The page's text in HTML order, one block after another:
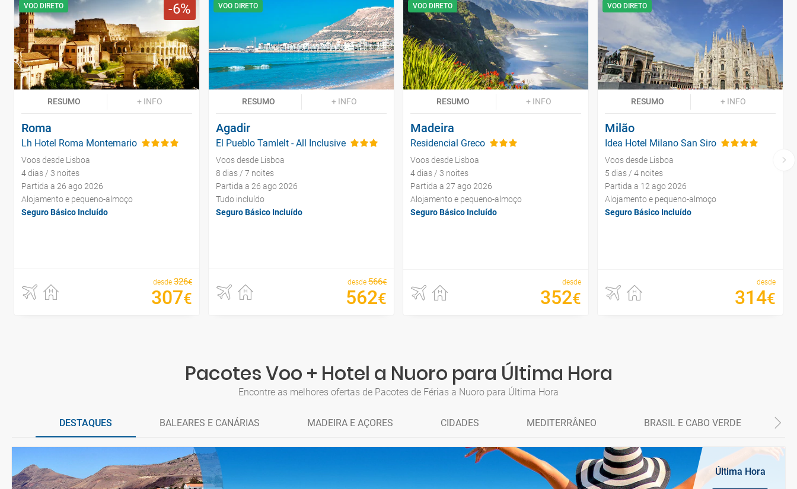
6
VOO DIRETO
RESUMO + INFO
Roma
Lh Hotel Roma Montemario
Voos desde Lisboa
4 dias / 3 noites
Partida a 26 ago 2026
Alojamento e pequeno-almoço
Seguro Básico Incluído
desde 326€
307€
VOO DIRETO
RESUMO + INFO
Agadir
El Pueblo Tamlelt - All Inclusive
Voos desde Lisboa
8 dias / 7 noites
Partida a 26 ago 2026
Tudo incluído
Seguro Básico Incluído
desde 566€
562€
VOO DIRETO
RESUMO + INFO
Madeira
Residencial Greco
Voos desde Lisboa
4 dias / 3 noites
Partida a 27 ago 2026
Alojamento e pequeno-almoço
Seguro Básico Incluído
desde
352€
VOO DIRETO
RESUMO + INFO
Milão
Idea Hotel Milano San Siro
Voos desde Lisboa
5 dias / 4 noites
Partida a 12 ago 2026
Alojamento e pequeno-almoço
Seguro Básico Incluído
desde
314€
Pacotes Voo + Hotel a Nuoro para Última Hora
Encontre as melhores ofertas de Pacotes de Férias a Nuoro para Última Hora
DESTAQUES BALEARES E CANÁRIAS MADEIRA E AÇORES CIDADES MEDITERRÂNEO BRASIL E CABO VERDE
Última Hora